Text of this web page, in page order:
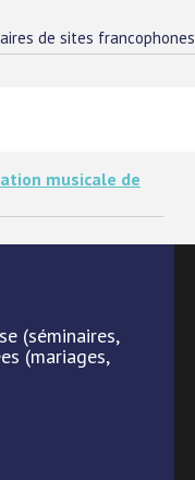
de sites francophones
musicale de
(séminaires,
(mariages,